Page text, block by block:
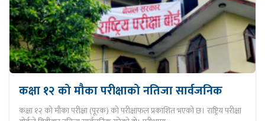
कक्षा १२ को मौका परीक्षाको नतिजा सार्वजनिक
कक्षा १२ को मौका परीक्षा (पूरक) को परीक्षाफल प्रकाशित भएको छ। राष्ट्रिय परीक्षा